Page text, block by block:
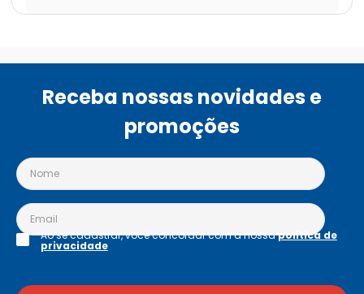
Receba nossas novidades e
promoções
Ao se cadastrar, você concordar com a nossapolítica de
privacidade